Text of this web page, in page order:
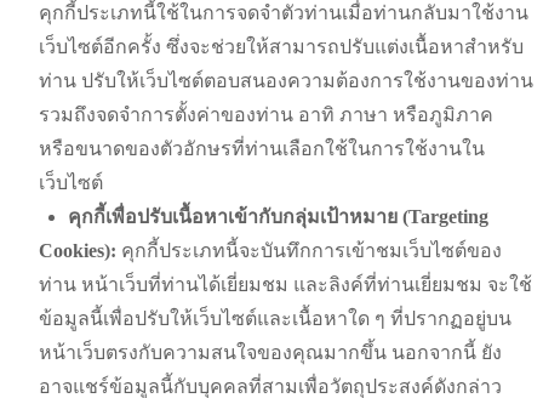
คุกกี้ประเภทนี้ใช้ในการจดจำตัวท่านเมื่อท่านกลับมาใช้งาน
เว็บไซต์อีกครั้ง ซึ่งจะช่วยให้สามารถปรับแต่งเนื้อหาสำหรับ
ท่าน ปรับให้เว็บไซต์ตอบสนองความต้องการใช้งานของท่าน
รวมถึงจดจำการตั้งค่าของท่าน อาทิ ภาษา หรือภูมิภาค
หรือขนาดของตัวอักษรที่ท่านเลือกใช้ในการใช้งานใน
เว็บไซต์
คุกกี้เพื่อปรับเนื้อหาเข้ากับกลุ่มเป้าหมาย (Targeting
Cookies): คุกกี้ประเภทนี้จะบันทึกการเข้าชมเว็บไซต์ของ
ท่าน หน้าเว็บที่ท่านได้เยี่ยมชม และลิงค์ที่ท่านเยี่ยมชม จะใช้
ข้อมูลนี้เพื่อปรับให้เว็บไซต์และเนื้อหาใด ๆ ที่ปรากฏอยู่บน
หน้าเว็บตรงกับความสนใจของคุณมากขึ้น นอกจากนี้ ยัง
อาจแชร์ข้อมูลนี้กับบุคคลที่สามเพื่อวัตถุประสงค์ดังกล่าว